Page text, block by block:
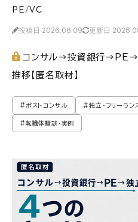
PE/VC
投稿日 2026.06.09 更新日
コンサル→投資銀行→PE→
推移【匿名取材】
#ポストコンサル #独立・フリーラン
#転職体験談・実例